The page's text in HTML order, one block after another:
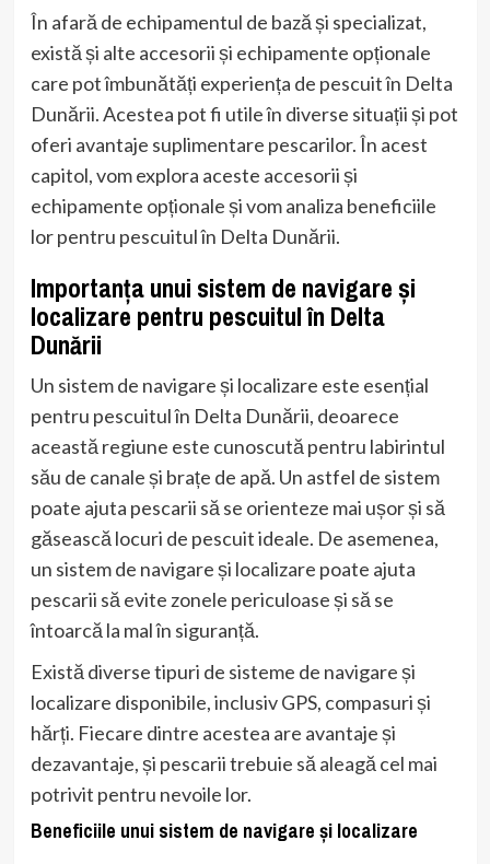
În afară de echipamentul de bază și specializat,
există și alte accesorii și echipamente opționale
care pot îmbunătăți experiența de pescuit în Delta
Dunării. Acestea pot fi utile în diverse situații și pot
oferi avantaje suplimentare pescarilor. În acest
capitol, vom explora aceste accesorii și
echipamente opționale și vom analiza beneficiile
lor pentru pescuitul în Delta Dunării.
Importanța unui sistem de navigare și
localizare pentru pescuitul în Delta
Dunării
Un sistem de navigare și localizare este esențial
pentru pescuitul în Delta Dunării, deoarece
această regiune este cunoscută pentru labirintul
său de canale și brațe de apă. Un astfel de sistem
poate ajuta pescarii să se orienteze mai ușor și să
găsească locuri de pescuit ideale. De asemenea,
un sistem de navigare și localizare poate ajuta
pescarii să evite zonele periculoase și să se
întoarcă la mal în siguranță.
Există diverse tipuri de sisteme de navigare și
localizare disponibile, inclusiv GPS, compasuri și
hărți. Fiecare dintre acestea are avantaje și
dezavantaje, și pescarii trebuie să aleagă cel mai
potrivit pentru nevoile lor.
Beneficiile unui sistem de navigare și localizare